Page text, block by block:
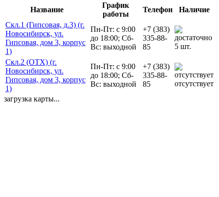
Название
График
работы
Телефон
Наличие
Скл.1 (Гипсовая, д.3) (г.
Новосибирск, ул.
Гипсовая, дом 3, корпус
1)
Пн-Пт: с 9:00
до 18:00; Сб-
Вс: выходной
+7 (383)
335-88-
85
5 шт.
Скл.2 (ОТХ) (г.
Новосибирск, ул.
Гипсовая, дом 3, корпус
1)
Пн-Пт: с 9:00
до 18:00; Сб-
Вс: выходной
+7 (383)
335-88-
85
отсутствует
загрузка карты...